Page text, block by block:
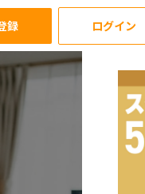
録 ログイン